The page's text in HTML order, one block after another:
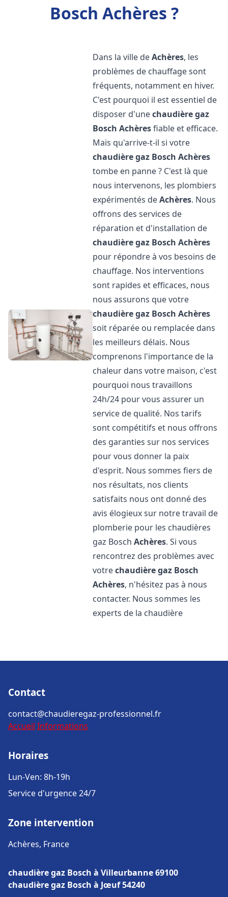
Bosch Achères ?
Dans la ville deAchères, les
problèmes de chauffage sont
fréquents, notamment en hiver.
C'est pourquoi il est essentiel de
disposer d'unechaudière gaz
Bosch Achèresfiable et efficace.
Mais qu'arrive-t-il si votre
chaudière gaz Bosch Achères
tombe en panne ? C'est là que
nous intervenons, les plombiers
expérimentés deAchères. Nous
offrons des services de
réparation et d'installation de
chaudière gaz Bosch Achères
pour répondre à vos besoins de
chauffage. Nos interventions
sont rapides et efficaces, nous
nous assurons que votre
chaudière gaz Bosch Achères
soit réparée ou remplacée dans
les meilleurs délais. Nous
comprenons l'importance de la
chaleur dans votre maison, c'est
pourquoi nous travaillons
24h/24 pour vous assurer un
service de qualité. Nos tarifs
sont compétitifs et nous offrons
des garanties sur nos services
pour vous donner la paix
d'esprit. Nous sommes fiers de
nos résultats, nos clients
satisfaits nous ont donné des
avis élogieux sur notre travail de
plomberie pour les chaudières
gaz BoschAchères. Si vous
rencontrez des problèmes avec
votrechaudière gaz Bosch
Achères, n'hésitez pas à nous
contacter. Nous sommes les
experts de la chaudière
Contact
contact@chaudieregaz-professionnel.fr
Accueil Informations
Horaires
Lun-Ven: 8h-19h
Service d'urgence 24/7
Zone intervention
Achères, France
chaudière gaz Bosch à Villeurbanne 69100
chaudière gaz Bosch à Jœuf 54240